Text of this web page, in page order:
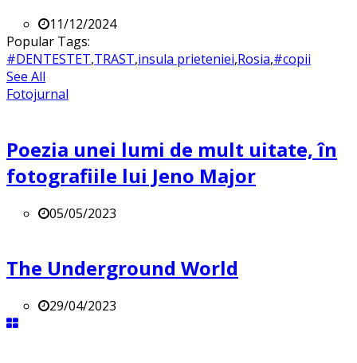
11/12/2024
Popular Tags:
#DENTESTET,TRAST,insula prieteniei,Rosia,#copii
See All
Fotojurnal
Poezia unei lumi de mult uitate, în
fotografiile lui Jeno Major
05/05/2023
The Underground World
29/04/2023